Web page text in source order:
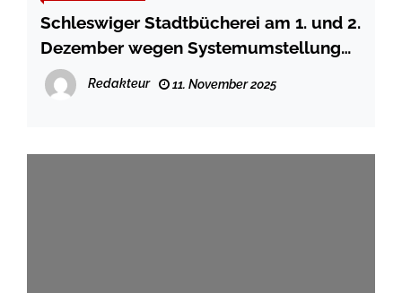
Schleswiger Stadtbücherei am 1. und 2.
Dezember wegen Systemumstellung
geschlossen
Redakteur 11. November 2025